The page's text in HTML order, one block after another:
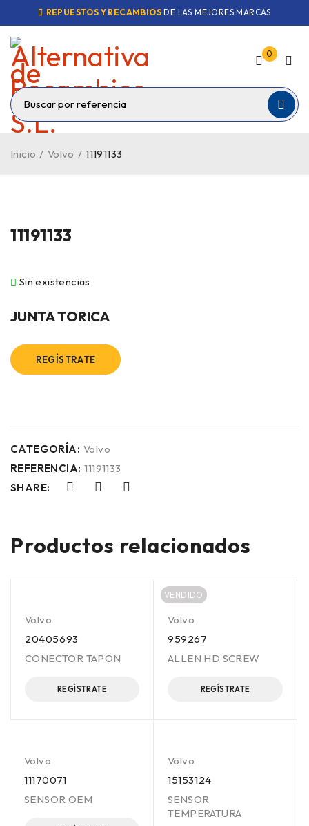
REPUESTOS Y RECAMBIOS DE LAS MEJORES MARCAS
0
Inicio / Volvo / 11191133
11191133
Sin existencias
JUNTA TORICA
REGÍSTRATE
CATEGORÍA: Volvo
REFERENCIA: 11191133
SHARE:
Productos relacionados
Volvo
20405693
CONECTOR TAPON
REGÍSTRATE
VENDIDO
Volvo
959267
ALLEN HD SCREW
REGÍSTRATE
Volvo
11170071
SENSOR OEM
Volvo
15153124
SENSOR
TEMPERATURA